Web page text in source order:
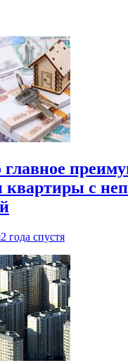
квартиры с
2 года спустя